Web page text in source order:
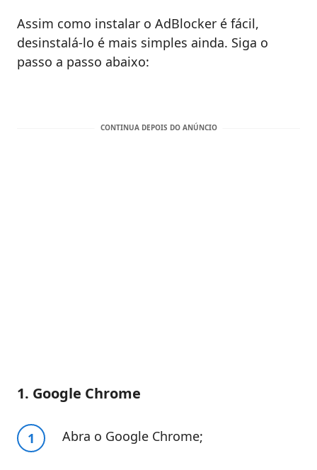
Assim como instalar o AdBlocker é fácil,
desinstalá-lo é mais simples ainda. Siga o
passo a passo abaixo:
1. Google Chrome
Abra o Google Chrome;